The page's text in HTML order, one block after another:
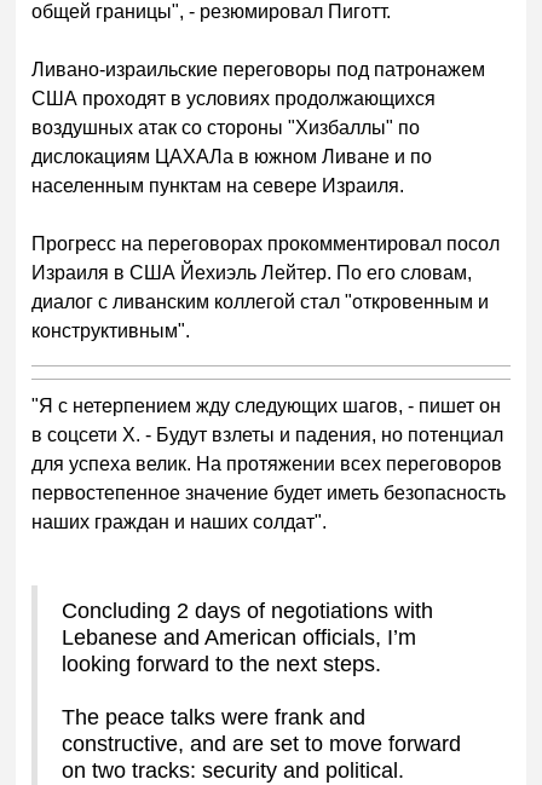
общей границы", - резюмировал Пиготт.
Ливано-израильские переговоры под патронажем
США проходят в условиях продолжающихся
воздушных атак со стороны "Хизбаллы" по
дислокациям ЦАХАЛа в южном Ливане и по
населенным пунктам на севере Израиля.
Прогресс на переговорах прокомментировал посол
Израиля в США Йехиэль Лейтер. По его словам,
диалог с ливанским коллегой стал "откровенным и
конструктивным".
"Я с нетерпением жду следующих шагов, - пишет он
в соцсети X. - Будут взлеты и падения, но потенциал
для успеха велик. На протяжении всех переговоров
первостепенное значение будет иметь безопасность
наших граждан и наших солдат".
Concluding 2 days of negotiations with
Lebanese and American officials, I’m
looking forward to the next steps.
The peace talks were frank and
constructive, and are set to move forward
on two tracks: security and political.